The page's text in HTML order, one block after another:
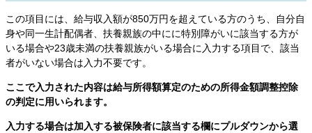
この項目には、給与収入額が850万円を超えている方のうち、自分自
身や同一生計配偶者、扶養親族の中にに特別障がいに該当する方が
いる場合や23歳未満の扶養親族がいる場合に入力する項目で、該当
者がいない場合は入力不要です。
ここで入力された内容は給与所得額算定のための所得金額調整控除
の判定に用いられます。
入力する場合は加入する被保険者に該当する欄にプルダウンから選